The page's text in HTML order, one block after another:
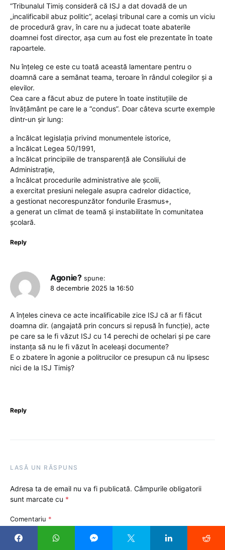
“Tribunalul Timiș consideră că ISJ a dat dovadă de un
„incalificabil abuz politic”, același tribunal care a comis un viciu
de procedură grav, în care nu a judecat toate abaterile
doamnei fost director, așa cum au fost ele prezentate în toate
rapoartele.
Nu înțeleg ce este cu toată această lamentare pentru o
doamnă care a semănat teama, teroare în rândul colegilor și a
elevilor.
Cea care a făcut abuz de putere în toate instituțiile de
învățământ pe care le a “condus”. Doar câteva scurte exemple
dintr-un șir lung:
a încălcat legislația privind monumentele istorice,
a încălcat Legea 50/1991,
a încălcat principiile de transparență ale Consiliului de
Administrație,
a încălcat procedurile administrative ale școlii,
a exercitat presiuni nelegale asupra cadrelor didactice,
a gestionat necorespunzător fondurile Erasmus+,
a generat un climat de teamă și instabilitate în comunitatea
școlară.
Reply
Agonie? spune:
8 decembrie 2025 la 16:50
A înțeles cineva ce acte incalificabile zice ISJ că ar fi făcut
doamna dir. (angajată prin concurs si repusă în funcție), acte
pe care sa le fi văzut ISJ cu 14 perechi de ochelari și pe care
instanța să nu le fi văzut în aceleași documente?
E o zbatere în agonie a politrucilor ce presupun că nu lipsesc
nici de la ISJ Timiș?
Reply
LASĂ UN RĂSPUNS
Adresa ta de email nu va fi publicată. Câmpurile obligatorii
sunt marcate cu *
Comentariu *